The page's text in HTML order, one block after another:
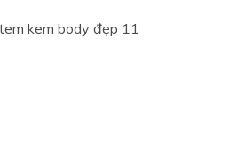
kem body đẹp 11